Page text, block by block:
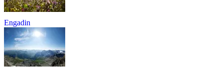
Engadin